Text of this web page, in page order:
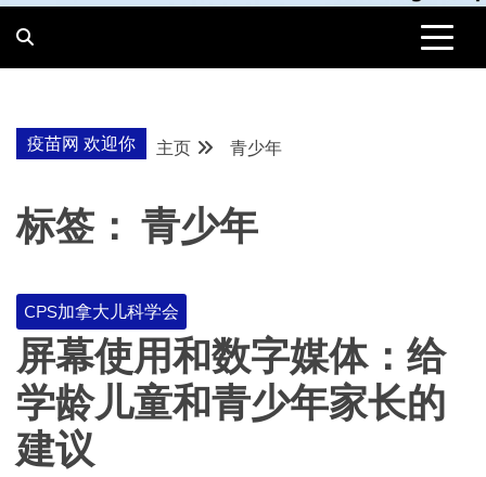
疫苗网 欢迎你 主页 青少年
标签： 青少年
CPS加拿大儿科学会
屏幕使用和数字媒体：给
学龄儿童和青少年家长的
建议